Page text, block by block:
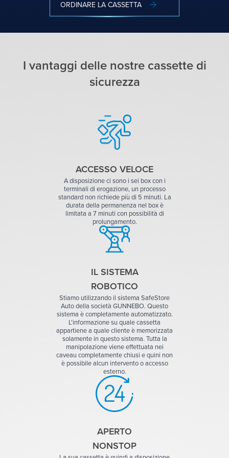
ORDINARE LA CASSETTA
I vantaggi delle nostre cassette di
sicurezza
ACCESSO VELOCE
A disposizione ci sono i sei box con i
terminali di erogazione, un processo
standard non richiede più di 5 minuti. La
durata della permanenza nel box è
limitata a 7 minuti con possibilità di
prolungamento.
IL SISTEMA
ROBOTICO
Stiamo utilizzando il sistema SafeStore
Auto della società GUNNEBO. Questo
sistema è completamente automatizzato.
L'informazione su quale cassetta
appartiene a quale cliente è memorizzata
solamente in questo sistema. Tutta la
manipolazione viene effettuata nei
caveau completamente chiusi e quini non
è possibile alcun intervento o accesso
esterno.
APERTO
NONSTOP